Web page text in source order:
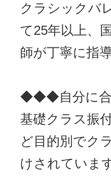
クラシックバ
て25年以上、
師が丁寧に指
◆◆◆自分に
基礎クラス振
ど目的別でク
けされています